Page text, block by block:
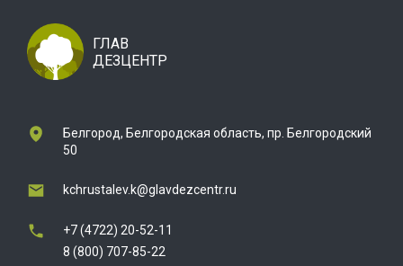
ГЛАВ
ДЕЗЦЕНТР
Белгород, Белгородская область, пр. Белгородский
50
kchrustalev.k@glavdezcentr.ru
+7 (4722) 20-52-11
8 (800) 707-85-22